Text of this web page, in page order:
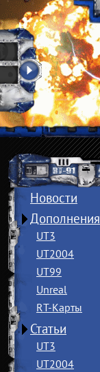
Новости
Дополнения
UT3
UT2004
UT99
Unreal
RT-Карты
Статьи
UT3
UT2004